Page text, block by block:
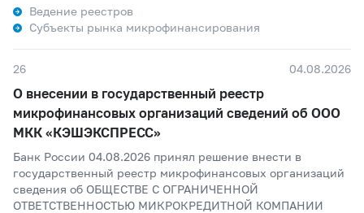
Ведение реестров
Субъекты рынка микрофинансирования
26 04.08.2026
О внесении в государственный реестр
микрофинансовых организаций сведений об ООО
МКК «КЭШЭКСПРЕСС»
Банк России 04.08.2026 принял решение внести в
государственный реестр микрофинансовых организаций
сведения об ОБЩЕСТВЕ С ОГРАНИЧЕННОЙ
ОТВЕТСТВЕННОСТЬЮ МИКРОКРЕДИТНОЙ КОМПАНИИ